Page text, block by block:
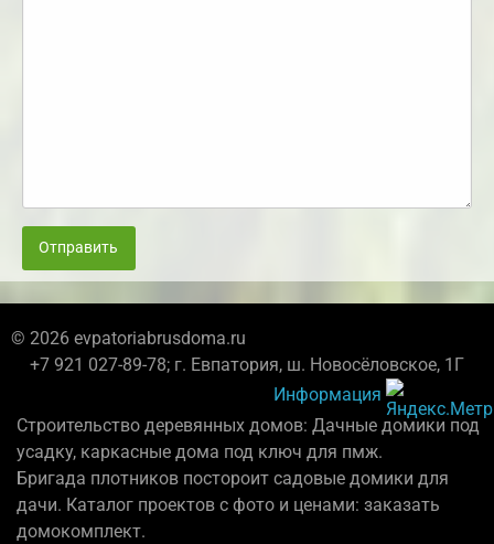
Отправить
© 2026 evpatoriabrusdoma.ru
+7 921 027-89-78; г. Евпатория, ш. Новосёловское, 1Г
Информация
Строительство деревянных домов: Дачные домики под
усадку, каркасные дома под ключ для пмж.
Бригада плотников постороит садовые домики для
дачи. Каталог проектов с фото и ценами: заказать
домокомплект.